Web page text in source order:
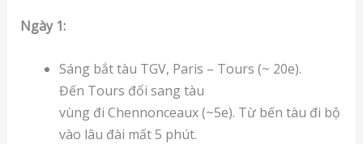
Ngày 1:
Sáng bắt tàu TGV, Paris – Tours (~ 20e).
Đến Tours đổi sang tàu
vùng đi Chennonceaux (~5e). Từ bến tàu đi bộ
vào lâu đài mất 5 phút.